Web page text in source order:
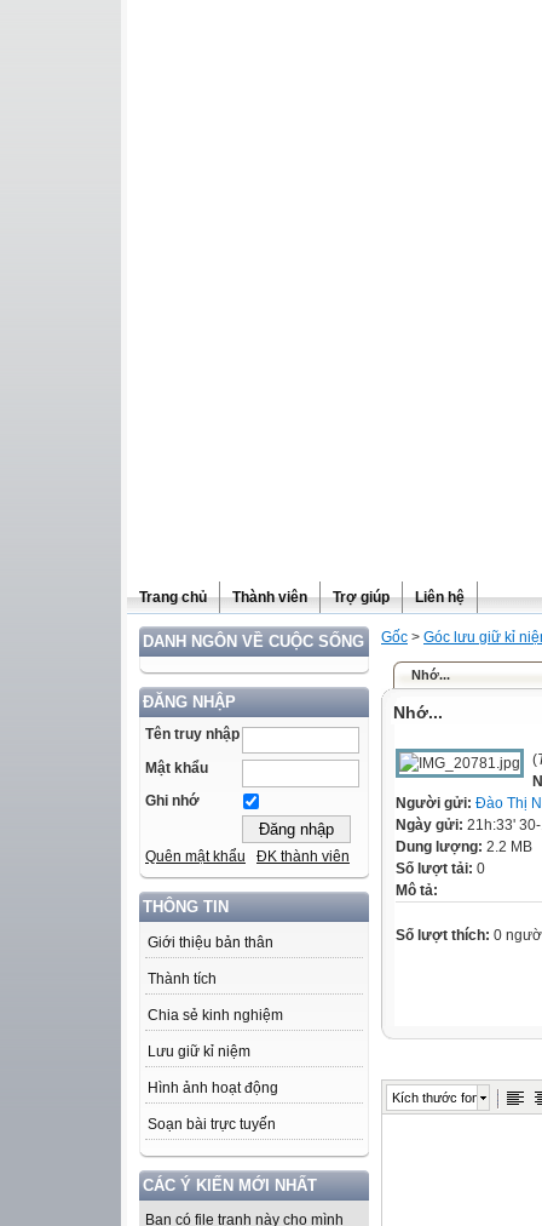
Trang chủ Thành viên Trợ giúp Liên hệ
DANH NGÔN VỀ CUỘC SỐNG
ĐĂNG NHẬP
Tên truy nhập
Mật khẩu
Ghi nhớ
Quên mật khẩu ĐK thành viên
THÔNG TIN
Giới thiệu bản thân
Thành tích
Chia sẻ kinh nghiệm
Lưu giữ kỉ niệm
Hình ảnh hoạt động
Soạn bài trực tuyến
CÁC Ý KIẾN MỚI NHẤT
Bạn có file tranh này cho mình
Gốc > Góc lưu giữ kỉ
Nhớ...
Nhớ...
(
Người gửi: Đào Thị
Ngày gửi: 21h:33'
Dung lượng: 2.2 MB
Số lượt tải: 0
Mô tả:
Số lượt thích: 0
Kích thước font